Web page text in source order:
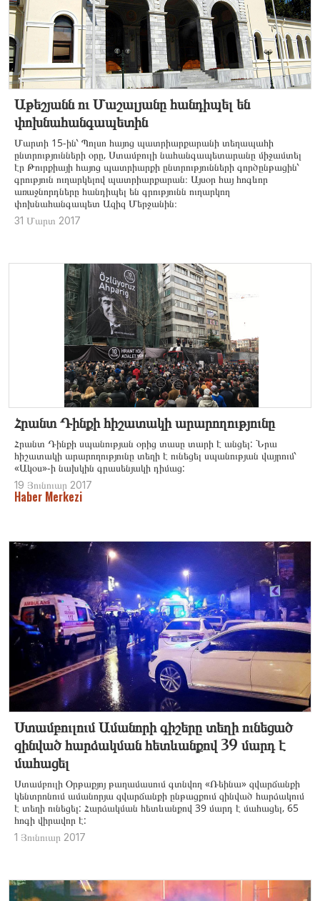
Աթեշյանն ու Մաշալյանը հանդիպել են
փոխնահանգապետին
Մարտի 15-ին՝ Պոլսո հայոց պատրիարքարանի տեղապահի
ընտրությունների օրը, Ստամբուլի նահանգապետարանը միջամտել
էր Թուրքիայի հայոց պատրիարքի ընտրությունների գործընթացին՝
գրություն ուղարկելով պատրիարքարան։ Այսօր հայ հոգևոր
առաջնորդները հանդիպել են գրությունն ուղարկող
փոխնահանգապետ Ազիզ Մերջանին։
31 Մարտ 2017
Հրանտ Դինքի հիշատակի արարողությունը
Հրանտ Դինքի սպանության օրից տասը տարի է անցել: Նրա
հիշատակի արարողությունը տեղի է ունեցել սպանության վայրում՝
«Ակօս»-ի նախկին գրասենյակի դիմաց:
19 Յունուար 2017
Haber Merkezi
Ստամբուլում Ամանորի գիշերը տեղի ունեցած
զինված հարձակման հետևանքով 39 մարդ է
մահացել
Ստամբուլի Օրթաքյոյ թաղամասում գտնվող «Ռեինա» զվարճանքի
կենտրոնում ամանորյա զվարճանքի ընթացքում զինված հարձակում
է տեղի ունեցել: Հարձակման հետևանքով 39 մարդ է մահացել, 65
հոգի վիրավոր է:
1 Յունուար 2017